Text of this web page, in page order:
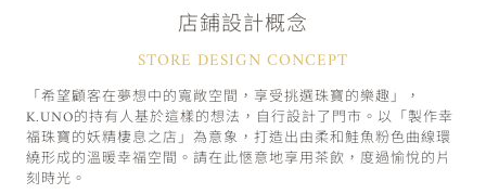
店鋪設計概念
STORE DESIGN CONCEPT
「希望顧客在夢想中的寬敞空間，享受挑選珠寶的樂趣」，
K.UNO的持有人基於這樣的想法，自行設計了門市。以「製作幸
福珠寶的妖精棲息之店」為意象，打造出由柔和鮭魚粉色曲線環
繞形成的溫暖幸福空間。請在此愜意地享用茶飲，度過愉悅的片
刻時光。